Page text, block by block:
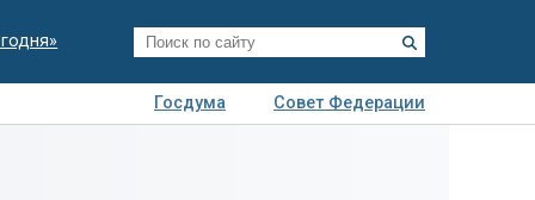
Госдума
Совет Федерации